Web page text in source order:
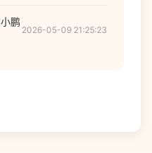
鹏
2026-05-09 21:25:23